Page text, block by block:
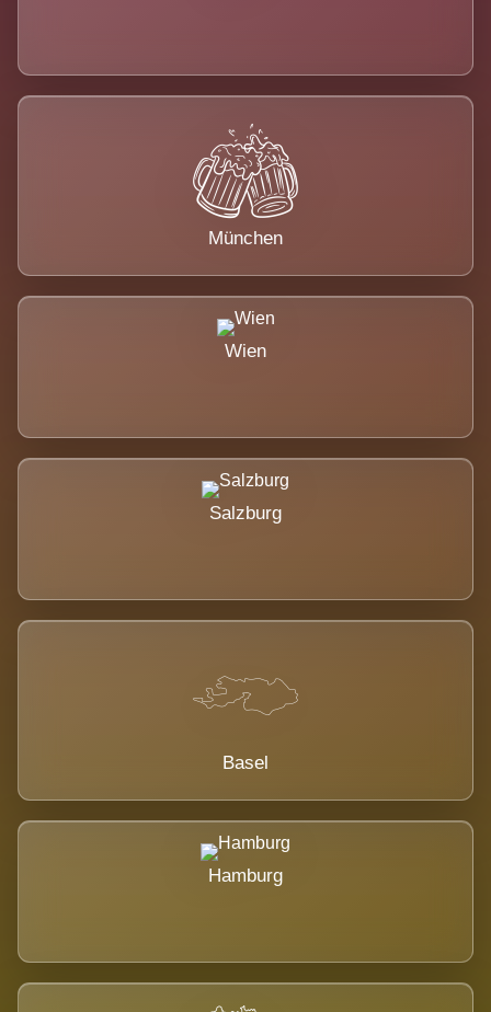
München
Wien
Salzburg
Basel
Hamburg